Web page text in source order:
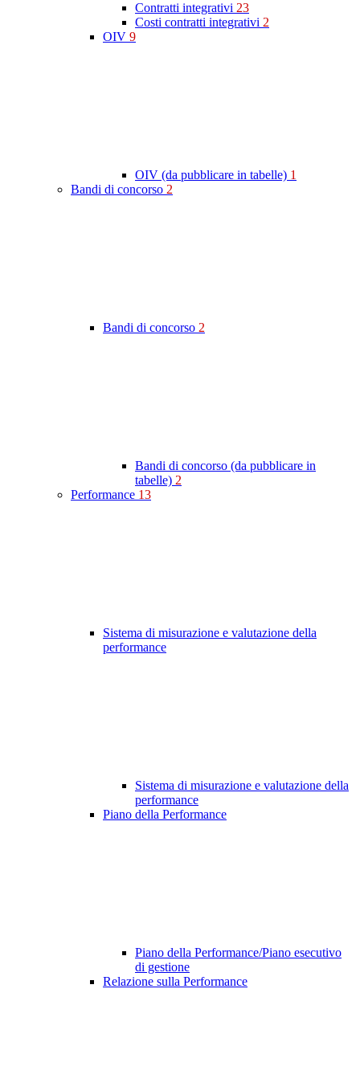
Contratti integrativi 23
Costi contratti integrativi 2
OIV 9
OIV (da pubblicare in tabelle) 1
Bandi di concorso 2
Bandi di concorso 2
Bandi di concorso (da pubblicare in
tabelle) 2
Performance 13
Sistema di misurazione e valutazione della
performance
Sistema di misurazione e valutazione della
performance
Piano della Performance
Piano della Performance/Piano esecutivo
di gestione
Relazione sulla Performance